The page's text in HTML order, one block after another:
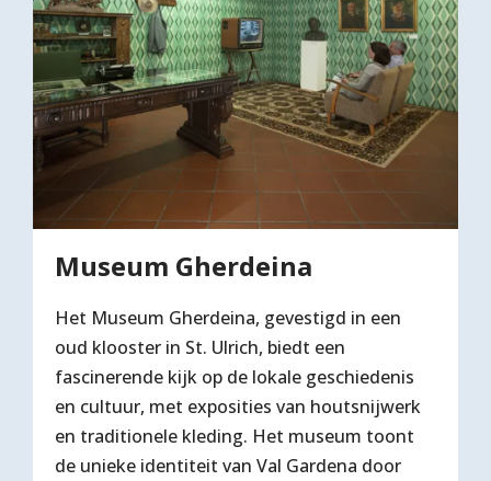
Museum Gherdeina
Het Museum Gherdeina, gevestigd in een
oud klooster in St. Ulrich, biedt een
fascinerende kijk op de lokale geschiedenis
en cultuur, met exposities van houtsnijwerk
en traditionele kleding. Het museum toont
de unieke identiteit van Val Gardena door